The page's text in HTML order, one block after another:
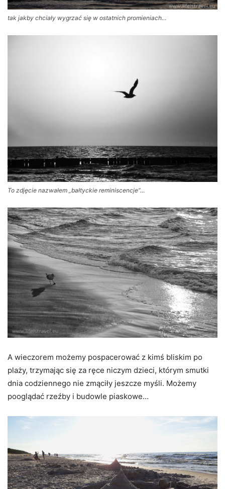
tak jakby chciały wygrzać się w ostatnich promieniach…
To zdjęcie nazwałem „bałtyckie reminiscencje”…
A wieczorem możemy pospacerować z kimś bliskim po
plaży, trzymając się za ręce niczym dzieci, którym smutki
dnia codziennego nie zmąciły jeszcze myśli. Możemy
pooglądać rzeźby i budowle piaskowe…